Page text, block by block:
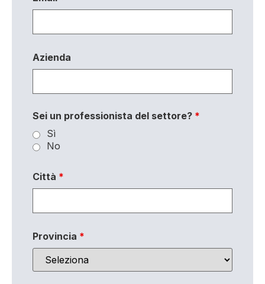
Azienda
Sei un professionista del settore? *
Sì
No
Città *
Provincia *